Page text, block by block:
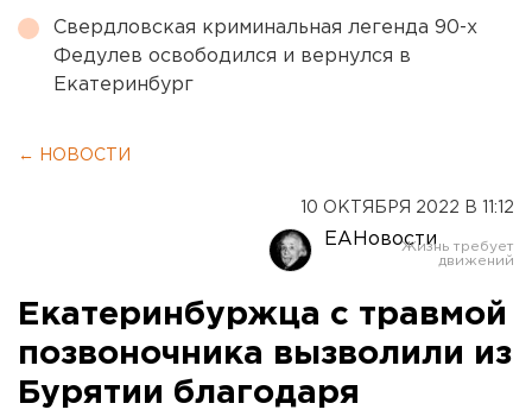
Свердловская криминальная легенда 90-х
Федулев освободился и вернулся в
Екатеринбург
← НОВОСТИ
10 ОКТЯБРЯ 2022 В 11:12
ЕАНовости
Екатеринбуржца с травмой
позвоночника вызволили из
Бурятии благодаря